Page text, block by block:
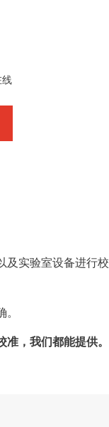
及实验室设备进行校
，我们都能提供。